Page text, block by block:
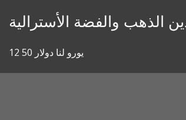
الذهب والفضة الأسترالية
12 50 يورو لنا دولار